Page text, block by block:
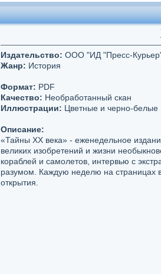
Издательство: ООО "ИД "Пресс-
Жанр: История
Формат: PDF
Качество: Необработанный скан
Иллюстрации: Цветные и черно-белые
Описание:
«Тайны XX века» - еженедельное
великих изобретений и жизни
кораблей и самолетов, интервью с
разумом. Каждую неделю на страницах
открытия.